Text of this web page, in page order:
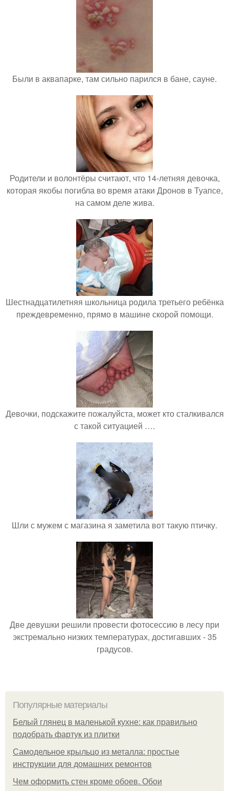
Были в аквапарке, там сильно парился в бане, сауне.
Родители и волонтёры считают, что 14-летняя девочка,
которая якобы погибла во время атаки Дронов в Туапсе,
на самом деле жива.
Шестнадцатилетняя школьница родила третьего ребёнка
преждевременно, прямо в машине скорой помощи.
Девочки, подскажите пожалуйста, может кто сталкивался
с такой ситуацией ….
Шли с мужем с магазина я заметила вот такую птичку.
Две девушки решили провести фотосессию в лесу при
экстремально низких температурах, достигавших - 35
градусов.
Популярные материалы
Белый глянец в маленькой кухне: как правильно
подобрать фартук из плитки
Самодельное крыльцо из металла: простые
инструкции для домашних ремонтов
Чем оформить стен кроме обоев. Обои